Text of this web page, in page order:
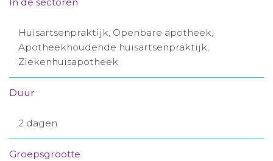
Huisartsenpraktijk, Openbare apotheek,
Apotheekhoudende huisartsenpraktijk,
Ziekenhuisapotheek
Duur
2 dagen
Groepsgrootte